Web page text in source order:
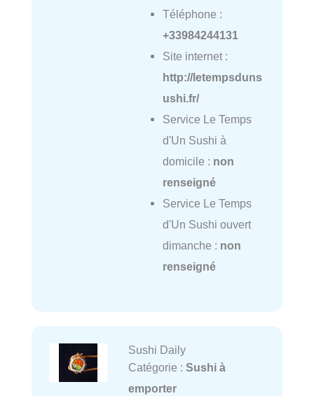
Téléphone :
+33984244131
Site internet :
http://letempsduns
ushi.fr/
Service Le Temps
d'Un Sushi à
domicile : non
renseigné
Service Le Temps
d'Un Sushi ouvert
dimanche : non
renseigné
Sushi Daily
Catégorie : Sushi à
emporter